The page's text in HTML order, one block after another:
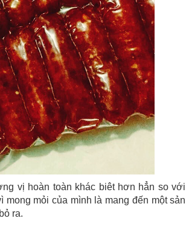
vị hoàn toàn khác biêt hơn hẳn so với
mỏi của mình là mang đến một sản
ra.